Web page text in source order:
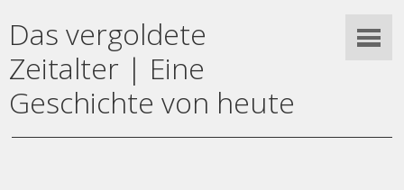
Das vergoldete
Zeitalter | Eine
Geschichte von heute